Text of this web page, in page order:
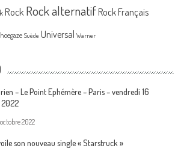
Rock Rock alternatif Rock Français
Suède Universal Warner
– Le Point Ephémère – Paris – vendredi 16
2022
2022
son nouveau single « Starstruck »